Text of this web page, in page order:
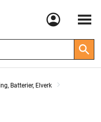
Meny
Batterier, Elverk